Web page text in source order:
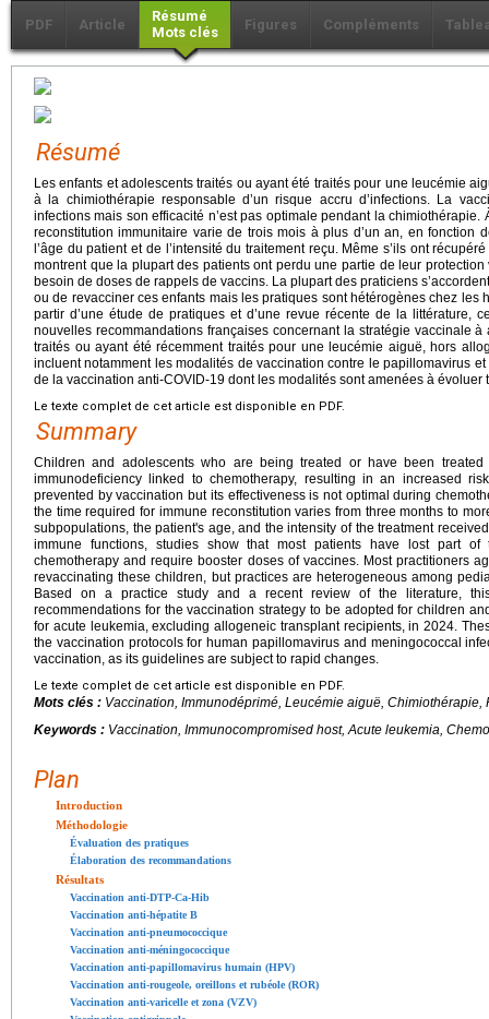
PDF Article
Résumé
Mots clés
Figures Compléments
Résumé
Les enfants et adolescents traités ou ayant été traités pour une leucémie
à la chimiothérapie responsable d’un risque accru d’infections. La
infections mais son efficacité n’est pas optimale pendant la chimiothérapie.
reconstitution immunitaire varie de trois mois à plus d’un an, en fonction
l’âge du patient et de l’intensité du traitement reçu. Même s’ils ont
montrent que la plupart des patients ont perdu une partie de leur
besoin de doses de rappels de vaccins. La plupart des praticiens
ou de revacciner ces enfants mais les pratiques sont hétérogènes chez les
partir d’une étude de pratiques et d’une revue récente de la littérature,
nouvelles recommandations françaises concernant la stratégie vaccinale
traités ou ayant été récemment traités pour une leucémie aiguë, hors
incluent notamment les modalités de vaccination contre le papillomavirus
de la vaccination anti-COVID-19 dont les modalités sont amenées à évoluer
Le texte complet de cet article est disponible en PDF.
Summary
Children and adolescents who are being treated or have been
immunodeficiency linked to chemotherapy, resulting in an increased
prevented by vaccination but its effectiveness is not optimal during
the time required for immune reconstitution varies from three months to
subpopulations, the patient's age, and the intensity of the treatment
immune functions, studies show that most patients have lost part of
chemotherapy and require booster doses of vaccines. Most practitioners
revaccinating these children, but practices are heterogeneous among
Based on a practice study and a recent review of the literature,
recommendations for the vaccination strategy to be adopted for children
for acute leukemia, excluding allogeneic transplant recipients, in 2024.
the vaccination protocols for human papillomavirus and meningococcal
vaccination, as its guidelines are subject to rapid changes.
Le texte complet de cet article est disponible en PDF.
Mots clés : Vaccination, Immunodéprimé, Leucémie aiguë, Chimiothérapie,
Keywords : Vaccination, Immunocompromised host, Acute leukemia,
Plan
Introduction
Méthodologie
Évaluation des pratiques
Élaboration des recommandations
Résultats
Vaccination anti-DTP-Ca-Hib
Vaccination anti-hépatite B
Vaccination anti-pneumococcique
Vaccination anti-méningococcique
Vaccination anti-papillomavirus humain (HPV)
Vaccination anti-rougeole, oreillons et rubéole (ROR)
Vaccination anti-varicelle et zona (VZV)